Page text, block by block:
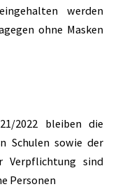
werden
ohne Masken
2022 bleiben die
Schulen sowie der
Verpflichtung sind
Personen